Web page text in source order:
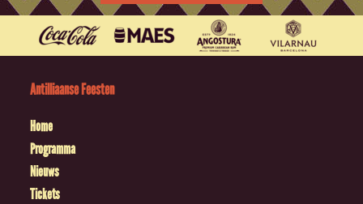
Antilliaanse Feesten
Home
Programma
Nieuws
Tickets